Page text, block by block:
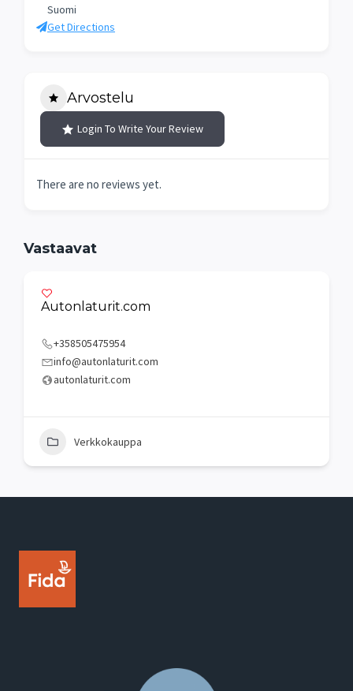
Suomi
Get Directions
Arvostelu
Login To Write Your Review
There are no reviews yet.
Vastaavat
Autonlaturit.com
+358505475954
info@autonlaturit.com
autonlaturit.com
Verkkokauppa